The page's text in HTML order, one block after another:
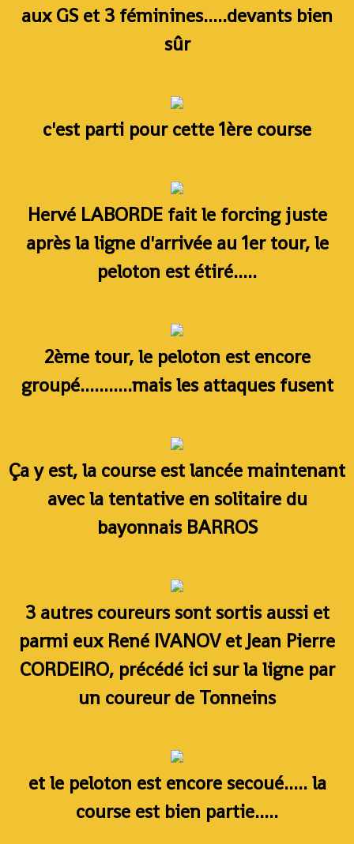
aux GS et 3 féminines.....devants bien
sûr
c'est parti pour cette 1ère course
Hervé LABORDE fait le forcing juste
après la ligne d'arrivée au 1er tour, le
peloton est étiré.....
2ème tour, le peloton est encore
groupé...........mais les attaques fusent
Ça y est, la course est lancée maintenant
avec la tentative en solitaire du
bayonnais BARROS
3 autres coureurs sont sortis aussi et
parmi eux René IVANOV et Jean Pierre
CORDEIRO, précédé ici sur la ligne par
un coureur de Tonneins
et le peloton est encore secoué..... la
course est bien partie.....